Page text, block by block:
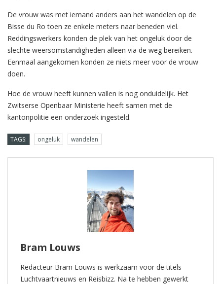
De vrouw was met iemand anders aan het wandelen op de
Bisse du Ro toen ze enkele meters naar beneden viel.
Reddingswerkers konden de plek van het ongeluk door de
slechte weersomstandigheden alleen via de weg bereiken.
Eenmaal aangekomen konden ze niets meer voor de vrouw
doen.
Hoe de vrouw heeft kunnen vallen is nog onduidelijk. Het
Zwitserse Openbaar Ministerie heeft samen met de
kantonpolitie een onderzoek ingesteld.
TAGS: ongeluk wandelen
Bram Louws
Redacteur Bram Louws is werkzaam voor de titels
Luchtvaartnieuws en Reisbizz. Na te hebben gewerkt